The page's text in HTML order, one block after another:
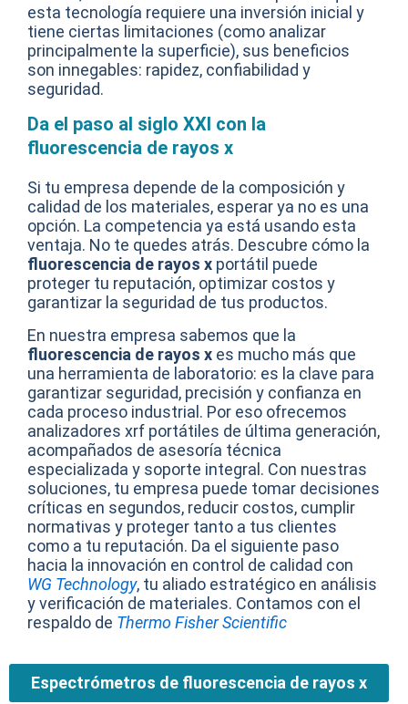
esta tecnología requiere una inversión inicial y
tiene ciertas limitaciones (como analizar
principalmente la superficie), sus beneficios
son innegables: rapidez, confiabilidad y
seguridad.
Da el paso al siglo XXI con la
fluorescencia de rayos x
Si tu empresa depende de la composición y
calidad de los materiales, esperar ya no es una
opción. La competencia ya está usando esta
ventaja. No te quedes atrás. Descubre cómo la
fluorescencia de rayos x portátil puede
proteger tu reputación, optimizar costos y
garantizar la seguridad de tus productos.
En nuestra empresa sabemos que la
fluorescencia de rayos x es mucho más que
una herramienta de laboratorio: es la clave para
garantizar seguridad, precisión y confianza en
cada proceso industrial. Por eso ofrecemos
analizadores xrf portátiles de última generación,
acompañados de asesoría técnica
especializada y soporte integral. Con nuestras
soluciones, tu empresa puede tomar decisiones
críticas en segundos, reducir costos, cumplir
normativas y proteger tanto a tus clientes
como a tu reputación. Da el siguiente paso
hacia la innovación en control de calidad con
WG Technology, tu aliado estratégico en análisis
y verificación de materiales. Contamos con el
respaldo de Thermo Fisher Scientific
Espectrómetros de fluorescencia de rayos x